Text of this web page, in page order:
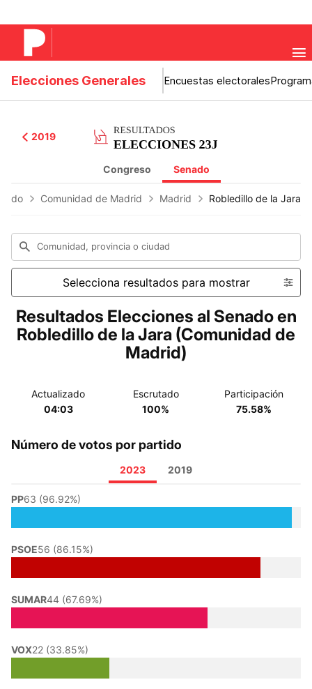
Elecciones Generales Encuestas electorales
2019
Congreso Senado
Comunidad de Madrid Madrid Robledillo de la Jara
Comunidad, provincia o ciudad
Selecciona resultados para mostrar
Resultados Elecciones al Senado en
Robledillo de la Jara (Comunidad de
Madrid)
Actualizado
04:03
Escrutado
100%
Participación
75.58%
Número de votos por partido
2023 2019
PP63 (96.92%)
PSOE56 (86.15%)
SUMAR44 (67.69%)
VOX22 (33.85%)